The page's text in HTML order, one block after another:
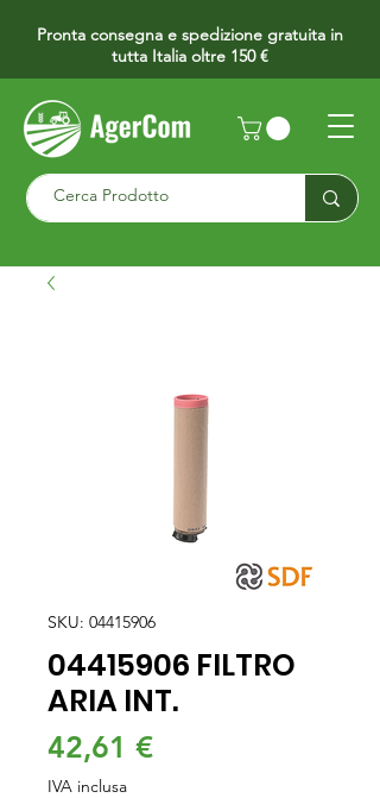
Pronta consegna e spedizione gratuita in
tutta Italia oltre 150 €
SKU: 04415906
04415906 FILTRO
ARIA INT.
42,61 €Prezzo
IVA inclusa